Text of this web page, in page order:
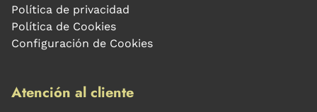
Política de privacidad
Política de Cookies
Configuración de Cookies
Atención al cliente